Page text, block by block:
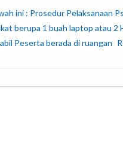
ini : Prosedur Pelaksanaan
berupa 1 buah laptop atau
Peserta berada di ruangan